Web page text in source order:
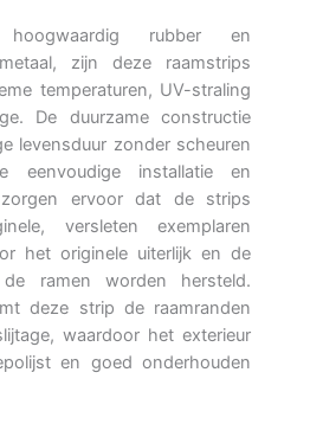
rubber en
zijn deze raamstrips
temperaturen, UV-straling
De duurzame constructie
levensduur zonder scheuren
eenvoudige installatie en
ervoor dat de strips
versleten exemplaren
het originele uiterlijk en de
ramen worden hersteld.
deze strip de raamranden
waardoor het exterieur
en goed onderhouden